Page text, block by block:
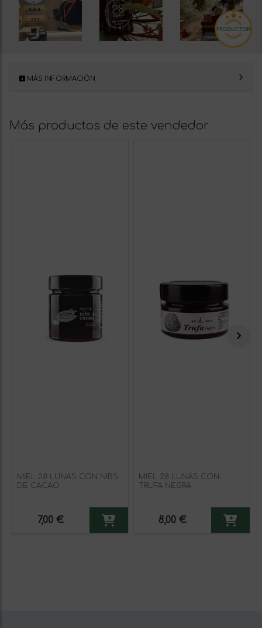
MÁS INFORMACIÓN
Más productos de este vendedor
MIEL 28 LUNAS CON NIBS
DE CACAO
7,00 €
MIEL 28 LUNAS CON
TRUFA NEGRA
8,00 €